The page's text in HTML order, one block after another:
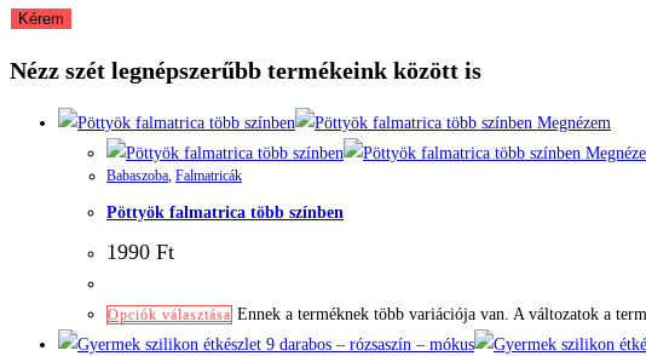
Kérem
Nézz szét legnépszerűbb termékeink között is
Megnézem
Babaszoba, Falmatricák
Pöttyök falmatrica több színben
1990 Ft
Opciók választása Ennek a terméknek több variációja van. A változatok a